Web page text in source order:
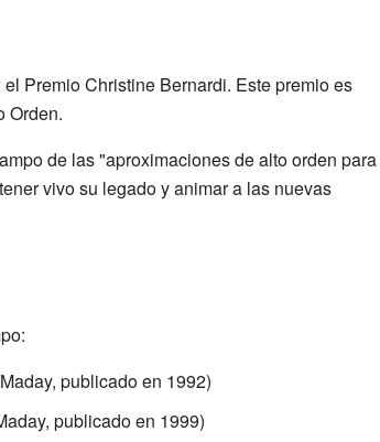
Premio Christine Bernardi. Este premio es
Orden.
de las "aproximaciones de alto orden para
vivo su legado y animar a las nuevas
publicado en 1992)
publicado en 1999)